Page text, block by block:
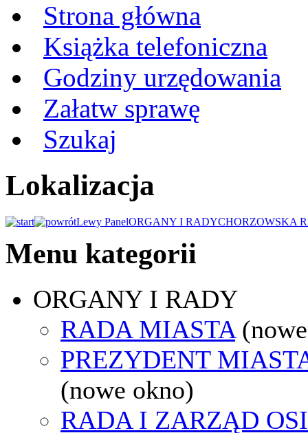
Strona główna
Książka telefoniczna
Godziny urzędowania
Załatw sprawę
Szukaj
Lokalizacja
Lewy PanelORGANY I RADYCHORZOWSKA
Menu kategorii
ORGANY I RADY
RADA MIASTA
PREZYDENT
(nowe okno)
RADA I ZARZĄD